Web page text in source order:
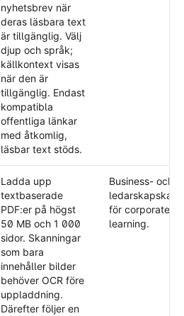
nyhetsbrev när
deras läsbara text
är tillgänglig. Välj
djup och språk;
källkontext visas
när den är
tillgänglig. Endast
kompatibla
offentliga länkar
med åtkomlig,
läsbar text stöds.
Ladda upp
textbaserade
PDF:er på högst
50 MB och 1 000
sidor. Skanningar
som bara
innehåller bilder
behöver OCR före
uppladdning.
Därefter följer en
Business- och
för corporate
learning.